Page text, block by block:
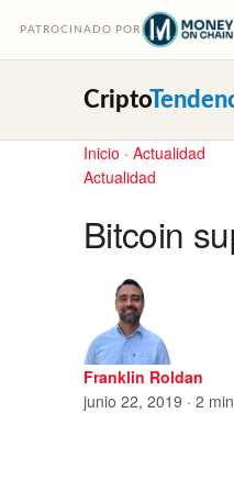
PATROCINADO POR
Cripto
Inicio · Actualidad
Actualidad
Bitcoin
Franklin Roldan
junio 22, 2019 · 2